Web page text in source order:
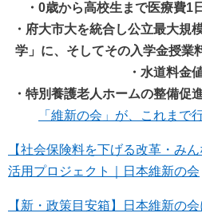
・0歳から高校生まで医療費1
・府大市大を統合し公立最大規
学」に、そしてその入学金授業
・水道料金
・特別養護老人ホームの整備促
「維新の会」が、これまで
【社会保険料を下げる改革・み
活用プロジェクト｜日本維新の会
【新・政策目安箱】日本維新の